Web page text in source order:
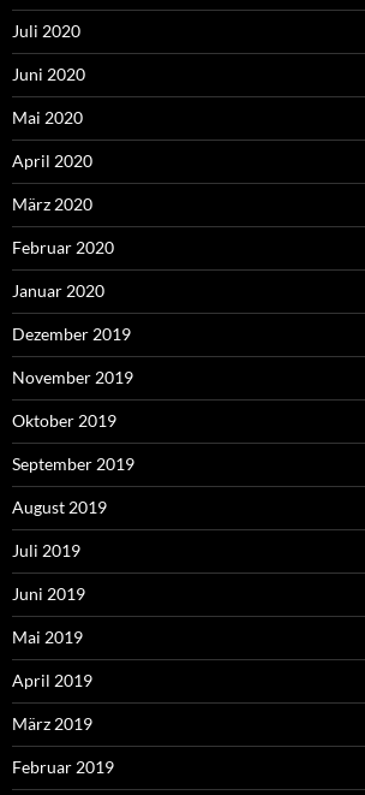
Juli 2020
Juni 2020
Mai 2020
April 2020
März 2020
Februar 2020
Januar 2020
Dezember 2019
November 2019
Oktober 2019
September 2019
August 2019
Juli 2019
Juni 2019
Mai 2019
April 2019
März 2019
Februar 2019